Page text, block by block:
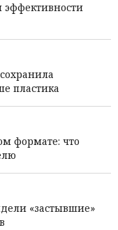
пластика
формате: что
«застывшие»